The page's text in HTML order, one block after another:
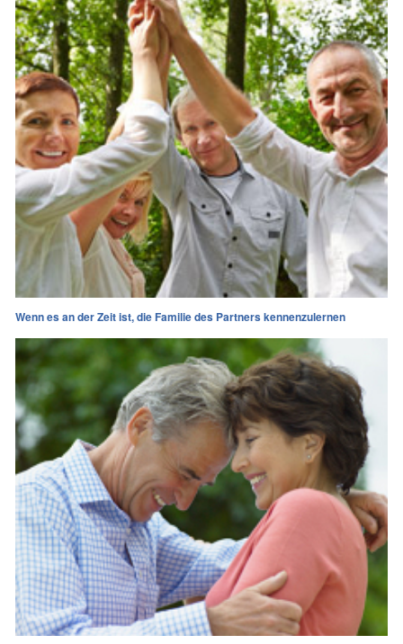
Wenn es an der Zeit ist, die Familie des Partners kennenzulernen